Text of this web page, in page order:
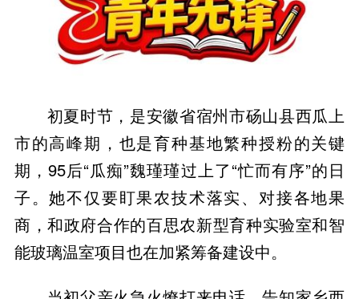
初夏时节，是安徽省宿州市砀山县西瓜上
市的高峰期，也是育种基地繁种授粉的关键
期，95后“瓜痴”魏瑾瑾过上了“忙而有序”的日
子。她不仅要盯果农技术落实、对接各地果
商，和政府合作的百思农新型育种实验室和智
能玻璃温室项目也在加紧筹备建设中。